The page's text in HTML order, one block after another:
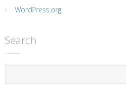
WordPress.org
Search